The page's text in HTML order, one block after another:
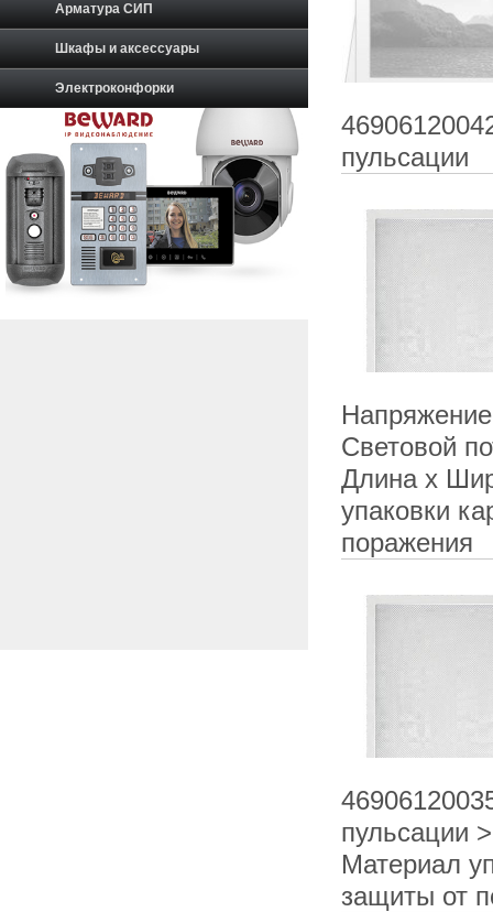
пульсации
Световой
Длина х
упаковки
поражения
пульсации
Материал
защиты от
Арматура СИП
Шкафы и аксессуары
Электроконфорки